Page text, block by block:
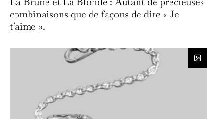
combinaisons que de façons de dire « Je
t’aime ».